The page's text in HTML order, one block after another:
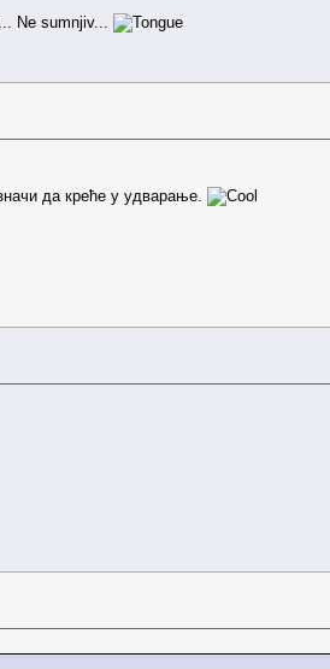
Ne sumnjiv...
значи да креће у удварање.